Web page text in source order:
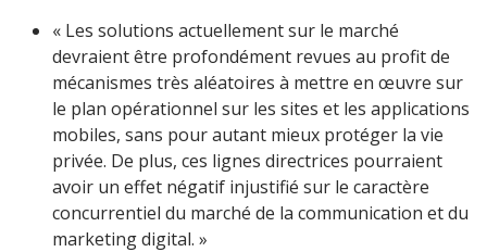
« Les solutions actuellement sur le marché
devraient être profondément revues au profit de
mécanismes très aléatoires à mettre en œuvre sur
le plan opérationnel sur les sites et les applications
mobiles, sans pour autant mieux protéger la vie
privée. De plus, ces lignes directrices pourraient
avoir un effet négatif injustifié sur le caractère
concurrentiel du marché de la communication et du
marketing digital. »